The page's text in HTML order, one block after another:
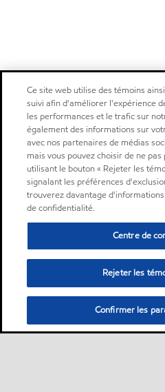
Ce site web utilise des témoins
suivi afin d'améliorer l'expérience
les performances et le trafic sur
également des informations sur
avec nos partenaires de médias
mais vous pouvez choisir de ne
utilisant le bouton « Rejeter les
signalant les préférences
trouverez davantage
de confidentialité.
Centre de
Rejeter les
Confirmer les